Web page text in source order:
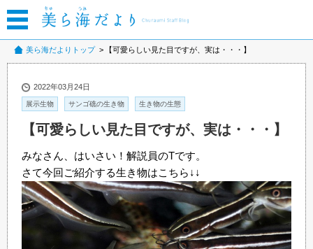
美ら海だよりトップ 【可愛らしい見た目ですが、実は・・・】
2022年03月24日
展示生物 サンゴ礁の生き物 生き物の生態
【可愛らしい見た目ですが、実は・・・】
みなさん、はいさい！解説員のTです。
さて今回ご紹介する生き物はこちら↓↓